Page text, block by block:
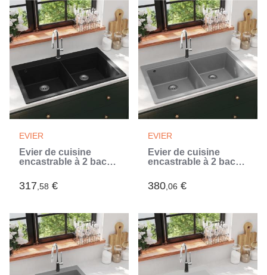
EVIER
Évier de cuisine
encastrable à 2 bacs
317,58 €
EVIER
Évier de cuisine
encastrable à 2 bacs
(Gris)
380,06 €